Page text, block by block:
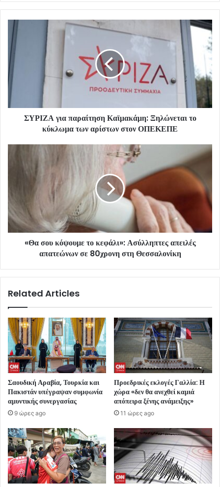
ΣΥΡΙΖΑ για παραίτηση Καϊμακάμη: Ξηλώνεται το
κύκλωμα των αρίστων στον ΟΠΕΚΕΠΕ
«Θα σου κόψουμε το κεφάλι»: Ασύλληπτες απειλές
απατεώνων σε 80χρονη στη Θεσσαλονίκη
Related Articles
Σαουδική Αραβία, Τουρκία και
Πακιστάν υπέγραψαν συμφωνία
αμυντικής συνεργασίας
9 ώρες ago
Προεδρικές εκλογές Γαλλία: Η
χώρα «δεν θα ανεχθεί καμιά
απόπειρα ξένης ανάμειξης»
11 ώρες ago